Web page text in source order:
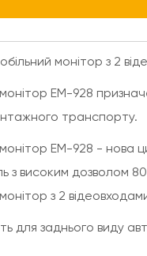
монітор з 2
EM-928
транспорту.
EM-928 - нова
з високим дозволом
з 2
для заднього виду